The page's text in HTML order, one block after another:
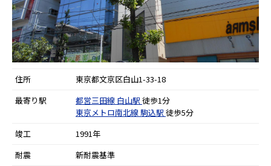
住所
東京都文京区白山1-33-18
最寄り駅
都営三田線 白山駅 徒歩1分
東京メトロ南北線駒込駅 徒歩5分
竣工
1991年
耐震
新耐震基準